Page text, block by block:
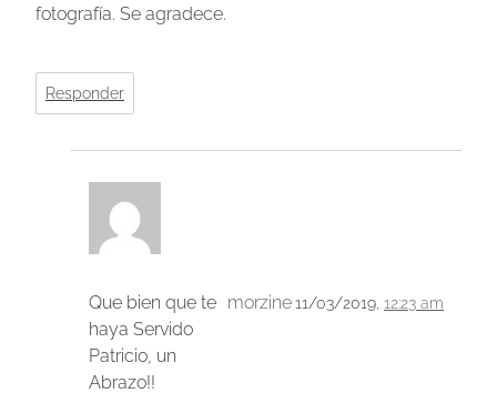
fotografía. Se agradece.
Responder
morzine11/03/2019, 12:23 am
Que bien que te
haya Servido
Patricio, un
Abrazo!!